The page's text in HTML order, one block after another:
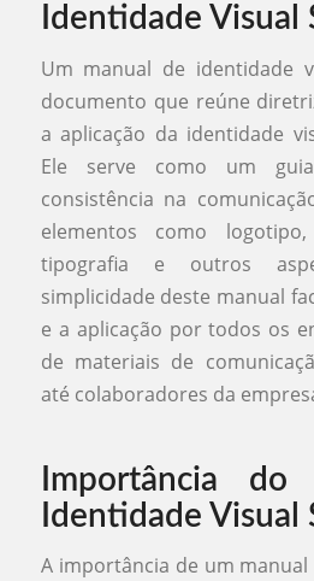
Identidade Visual
Um manual de identidade
documento que reúne
a aplicação da identidade
Ele serve como um
consistência na
elementos como
tipografia e outros
simplicidade deste manual
e a aplicação por todos os
de materiais de
até colaboradores da
Importância
Identidade Visual
A importância de um